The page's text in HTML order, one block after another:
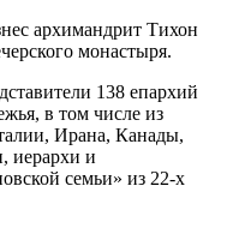
архимандрит Тихон
монастыря.
138 епархий
в том числе из
Ирана, Канады,
иерархи и
семьи» из 22-х